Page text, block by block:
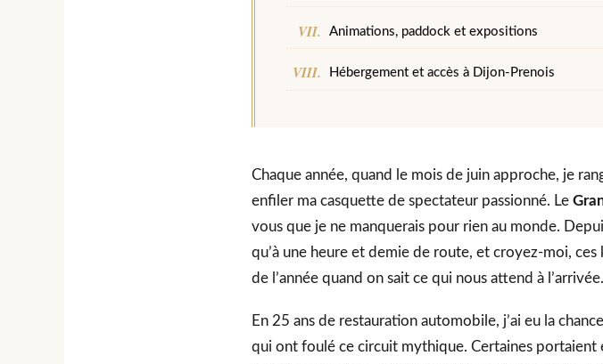
Animations, paddock et expositions
Hébergement et accès à Dijon-Prenois
Chaque année, quand le mois de juin approche, je
enfiler ma casquette de spectateur passionné. Le
vous que je ne manquerais pour rien au monde.
qu’à une heure et demie de route, et croyez-moi,
de l’année quand on sait ce qui nous attend à l’arrivée.
En 25 ans de restauration automobile, j’ai eu la
qui ont foulé ce circuit mythique. Certaines portaient